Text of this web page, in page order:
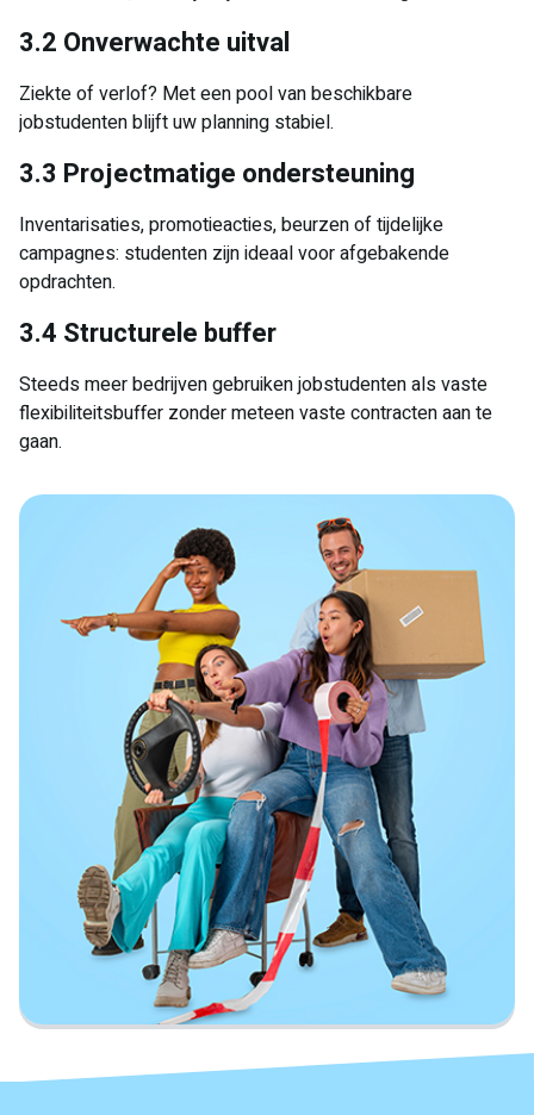
3.2 Onverwachte uitval
Ziekte of verlof? Met een pool van beschikbare
jobstudenten blijft uw planning stabiel.
3.3 Projectmatige ondersteuning
Inventarisaties, promotieacties, beurzen of tijdelijke
campagnes: studenten zijn ideaal voor afgebakende
opdrachten.
3.4 Structurele buffer
Steeds meer bedrijven gebruiken jobstudenten als vaste
flexibiliteitsbuffer zonder meteen vaste contracten aan te
gaan.